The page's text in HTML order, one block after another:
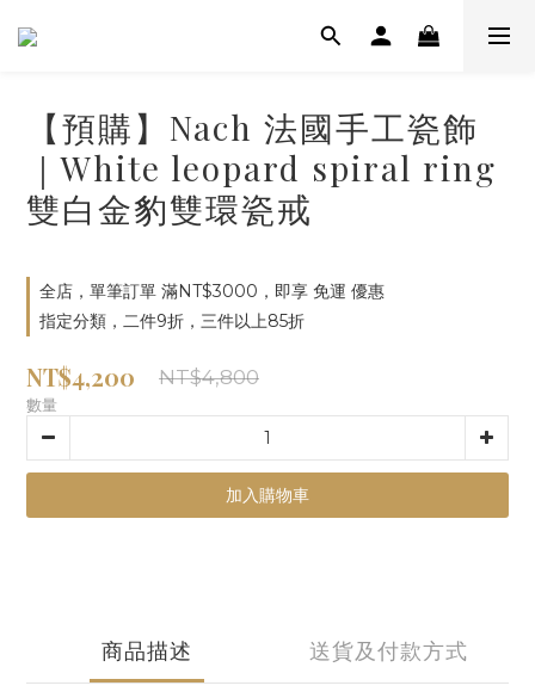
【預購】Nach 法國手工瓷飾
｜White leopard spiral ring
雙白金豹雙環瓷戒
全店，單筆訂單 滿NT$3000，即享 免運 優惠
指定分類，二件9折，三件以上85折
NT$4,200 NT$4,800
數量
加入購物車
商品描述 送貨及付款方式